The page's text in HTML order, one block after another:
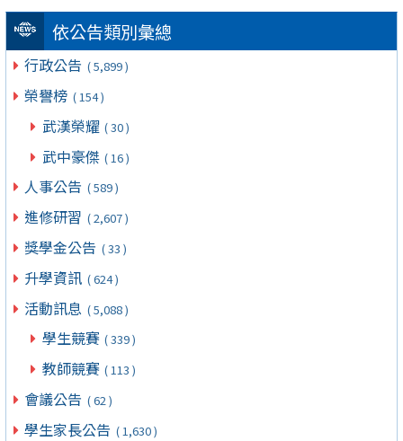
依公告類別彙總
行政公告 ( 5,899 )
榮譽榜 ( 154 )
武漢榮耀 ( 30 )
武中豪傑 ( 16 )
人事公告 ( 589 )
進修研習 ( 2,607 )
獎學金公告 ( 33 )
升學資訊 ( 624 )
活動訊息 ( 5,088 )
學生競賽 ( 339 )
教師競賽 ( 113 )
會議公告 ( 62 )
學生家長公告 ( 1,630 )